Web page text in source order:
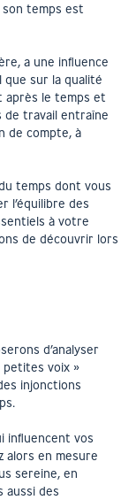
temps est
a une influence
sur la qualité
après le temps et
de travail entraîne
de compte, à
temps dont vous
l’équilibre des
à votre
de découvrir lors
d’analyser
petites voix »
injonctions
influencent vos
alors en mesure
sereine, en
aussi des